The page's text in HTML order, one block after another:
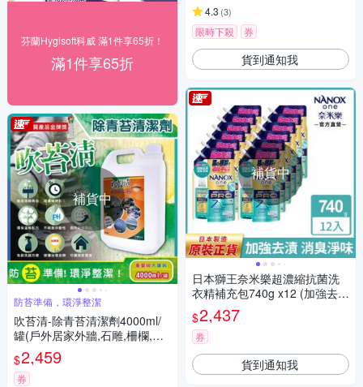
芬蘭Hygisoft科威 滿1件享65折！
滿1件享65折
補貨中
防苔準備，環淨整潔
吹苔清-除青苔清潔劑4000ml/
罐(戶外居家外牆,石雕,柵欄,花
園造景,庭院全能清潔洗劑)
$2,459
券
4.3 (3)
限時下殺 券
貨到通知我
補貨中
日本獅王奈米樂超濃縮抗菌洗
衣精補充包740g x12 (加強去
漬)
$2,437
券
貨到通知我